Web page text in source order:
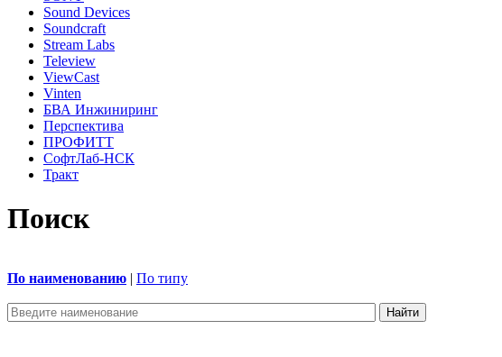
Sound Devices
Soundcraft
Stream Labs
Teleview
ViewCast
Vinten
БВА Инжиниринг
Перспектива
ПРОФИТТ
СофтЛаб-НСК
Тракт
Поиск
По наименованию По типу